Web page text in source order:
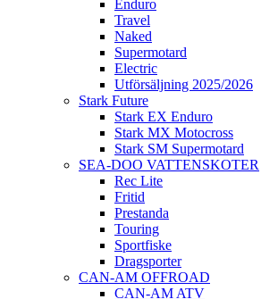
Enduro
Travel
Naked
Supermotard
Electric
Utförsäljning 2025/2026
Stark Future
Stark EX Enduro
Stark MX Motocross
Stark SM Supermotard
SEA-DOO VATTENSKOTER
Rec Lite
Fritid
Prestanda
Touring
Sportfiske
Dragsporter
CAN-AM OFFROAD
CAN-AM ATV